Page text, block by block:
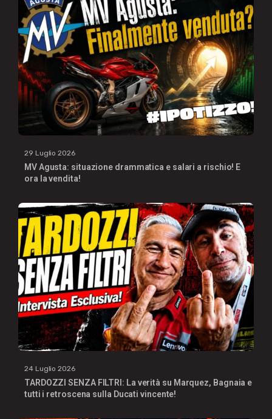
29 Luglio 2026
MV Agusta: situazione drammatica e salari a rischio! E
ora la vendita!
24 Luglio 2026
TARDOZZI SENZA FILTRI: La verità su Marquez, Bagnaia e
tutti i retroscena sulla Ducati vincente!